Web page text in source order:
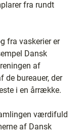
fra rundt
fra vaskerier er
Dansk
af
de bureauer, der
i en årrække.
værdifuld
af Dansk